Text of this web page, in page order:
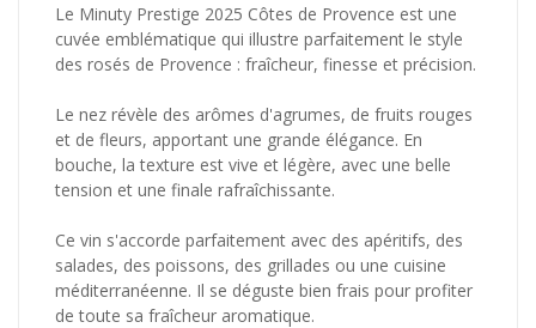
Le Minuty Prestige 2025 Côtes de Provence est une
cuvée emblématique qui illustre parfaitement le style
des rosés de Provence : fraîcheur, finesse et précision.
Le nez révèle des arômes d'agrumes, de fruits rouges
et de fleurs, apportant une grande élégance. En
bouche, la texture est vive et légère, avec une belle
tension et une finale rafraîchissante.
Ce vin s'accorde parfaitement avec des apéritifs, des
salades, des poissons, des grillades ou une cuisine
méditerranéenne. Il se déguste bien frais pour profiter
de toute sa fraîcheur aromatique.